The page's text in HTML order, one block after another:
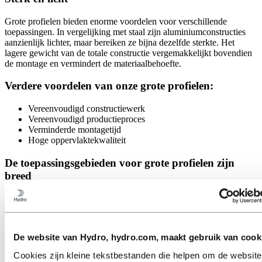
De website van Hydro, hydro.com, maakt gebruik van
Cookies zijn kleine tekstbestanden die helpen om de
Grote profielen bieden enorme voordelen voor verschillende
toepassingen. In vergelijking met staal zijn aluminiumconstructies
aanzienlijk lichter, maar bereiken ze bijna dezelfde sterkte. Het
lagere gewicht van de totale constructie vergemakkelijkt bovendien
de montage en vermindert de materiaalbehoefte.
Verdere voordelen van onze grote profielen:
Vereenvoudigd constructiewerk
Vereenvoudigd productieproces
Verminderde montagetijd
Hoge oppervlaktekwaliteit
De toepassingsgebieden voor grote profielen zijn
breed
Grote aluminiumprofielen worden in tal van sectoren gebruikt,
Spoorwegindustrie
: Wandsecties, evenals dak- en